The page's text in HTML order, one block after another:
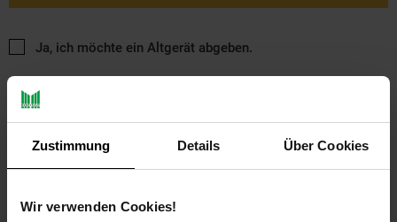
Zustimmung Details Über Cookies
Wir verwenden Cookies!
Ja, ich möchte ein Altgerät abgeben.
PAYBACK